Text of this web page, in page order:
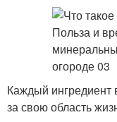
Каждый ингредиент
за свою область